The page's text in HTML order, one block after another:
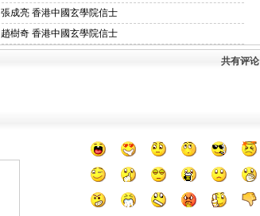
張成亮 香港中國玄學院信士
趙樹奇 香港中國玄學院信士
共有评论